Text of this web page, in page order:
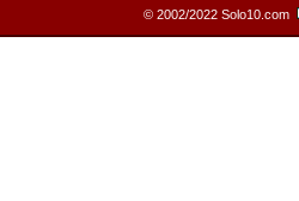
© 2002/2022 Solo10.com